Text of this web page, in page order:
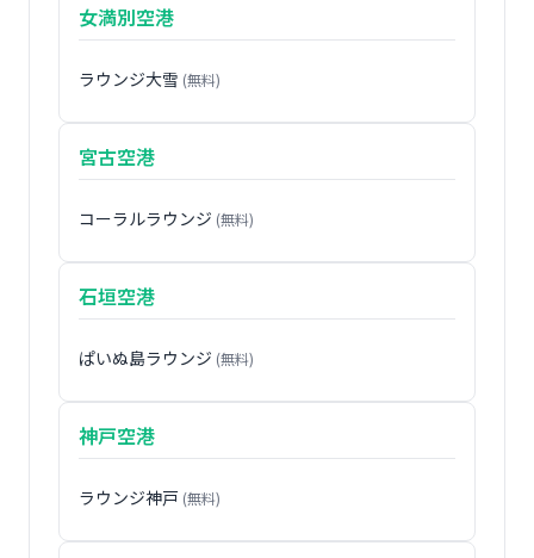
女満別空港
ラウンジ大雪 (無料)
宮古空港
コーラルラウンジ (無料)
石垣空港
ぱいぬ島ラウンジ (無料)
神戸空港
ラウンジ神戸 (無料)